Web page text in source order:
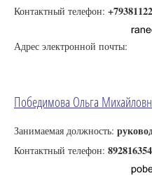
Контактный телефон:
Адрес электронной почты:
Победимова Ольга
Занимаемая должность:
Контактный телефон: